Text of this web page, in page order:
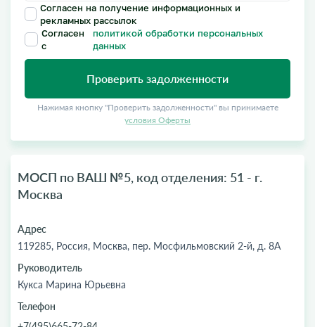
Согласен на получение информационных и
рекламных рассылок
Согласен
с
политикой обработки персональных
данных
Проверить задолженности
Нажимая кнопку "Проверить задолженности" вы принимаете
условия Оферты
МОСП по ВАШ №5, код отделения: 51 - г.
Москва
Адрес
119285, Россия, Москва, пер. Мосфильмовский 2-й, д. 8А
Руководитель
Кукса Марина Юрьевна
Телефон